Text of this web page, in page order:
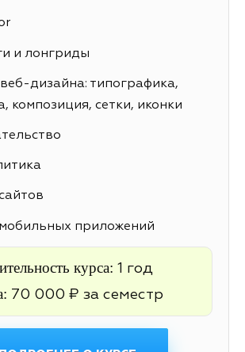
и лонгриды
дизайна: типографика,
композиция, сетки, иконки
приложений
курса: 1 год
70 000 ₽ за семестр